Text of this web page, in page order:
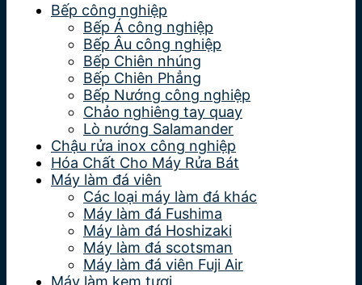
Bếp công nghiệp
Bếp Á công nghiệp
Bếp Âu công nghiệp
Bếp Chiên nhúng
Bếp Chiên Phẳng
Bếp Nướng công nghiệp
Chảo nghiêng tay quay
Lò nướng Salamander
Chậu rửa inox công nghiệp
Hóa Chất Cho Máy Rửa Bát
Máy làm đá viên
Các loại máy làm đá khác
Máy làm đá Fushima
Máy làm đá Hoshizaki
Máy làm đá scotsman
Máy làm đá viên Fuji Air
Máy làm kem tươi